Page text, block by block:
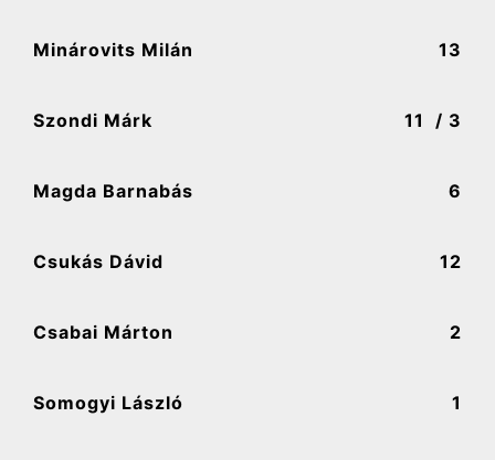
Minárovits Milán 13
Szondi Márk 11 / 3
Magda Barnabás 6
Csukás Dávid 12
Csabai Márton 2
Somogyi László 1